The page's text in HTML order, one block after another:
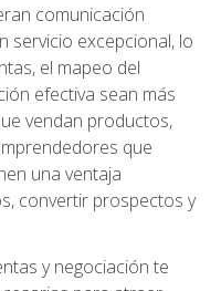
comunicación
servicio excepcional, lo
el mapeo del
efectiva sean más
vendan productos,
que
una ventaja
convertir prospectos y
y negociación te